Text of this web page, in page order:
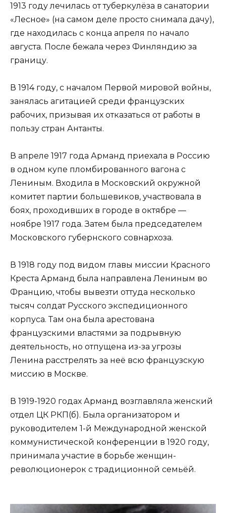
1913 году лечилась от туберкулёза в санатории
«Лесное» (на самом деле просто снимала дачу),
где находилась с конца апреля по начало
августа. После бежала через Финляндию за
границу.
В 1914 году, с началом Первой мировой войны,
занялась агитацией среди французских
рабочих, призывая их отказаться от работы в
пользу стран Антанты.
В апреле 1917 года Арманд приехала в Россию
в одном купе пломбированного вагона с
Лениным. Входила в Московский окружной
комитет партии большевиков, участвовала в
боях, проходивших в городе в октябре —
ноябре 1917 года. Затем была председателем
Московского губернского совнархоза.
В 1918 году под видом главы миссии Красного
Креста Арманд была направлена Лениным во
Францию, чтобы вывезти оттуда несколько
тысяч солдат Русского экспедиционного
корпуса. Там она была арестована
французскими властями за подрывную
деятельность, но отпущена из-за угрозы
Ленина расстрелять за неё всю французскую
миссию в Москве.
В 1919-1920 годах Арманд возглавляла женский
отдел ЦК РКП(б). Была организатором и
руководителем 1-й Международной женской
коммунистической конференции в 1920 году,
принимала участие в борьбе женщин-
революционерок с традиционной семьёй.